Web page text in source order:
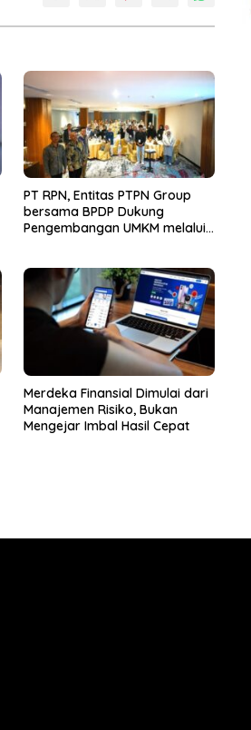
PT RPN, Entitas PTPN Group
bersama BPDP Dukung
Pengembangan UMKM melalui
Merdeka Finansial Dimulai dari
Manajemen Risiko, Bukan
Mengejar Imbal Hasil Cepat